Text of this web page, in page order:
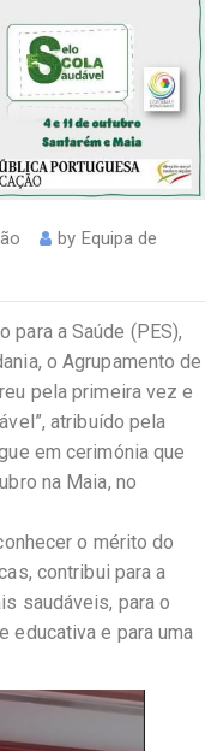
by Equipa de
para a Saúde (PES),
o Agrupamento de
pela primeira vez e
atribuído pela
em cerimónia que
na Maia, no
o mérito do
contribui para a
saudáveis, para o
educativa e para uma